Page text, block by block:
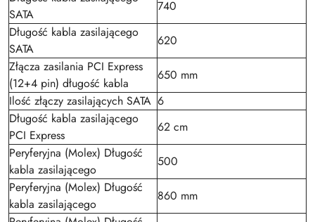
SATA
740
Długość kabla zasilającego
SATA
620
Złącza zasilania PCI Express
(12+4 pin) długość kabla
650 mm
Ilość złączy zasilających SATA 6
Długość kabla zasilającego
PCI Express
62 cm
Peryferyjna (Molex) Długość
kabla zasilającego
500
Peryferyjna (Molex) Długość
kabla zasilającego
860 mm